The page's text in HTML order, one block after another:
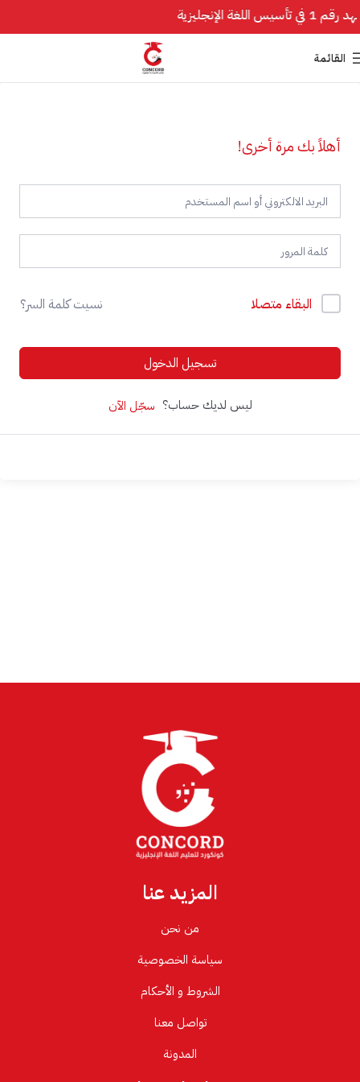
رقم 1 في تأسيس اللغة الإنجليزية
القائمة
أهلاً بك مرة أخرى!
البقاء متصلا نسيت كلمة السر؟
تسجيل الدخول
ليس لديك حساب؟ سجّل الآن
المزيد عنا
من نحن
سياسة الخصوصية
الشروط و الأحكام
تواصل معنا
المدونة